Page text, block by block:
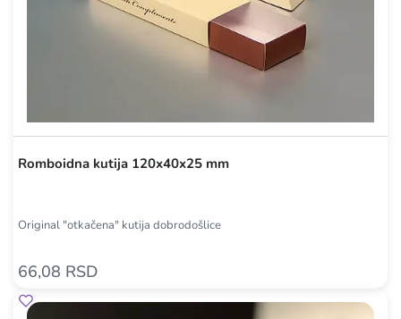
Romboidna kutija 120x40x25 mm
Original "otkačena" kutija dobrodošlice
66,08 RSD